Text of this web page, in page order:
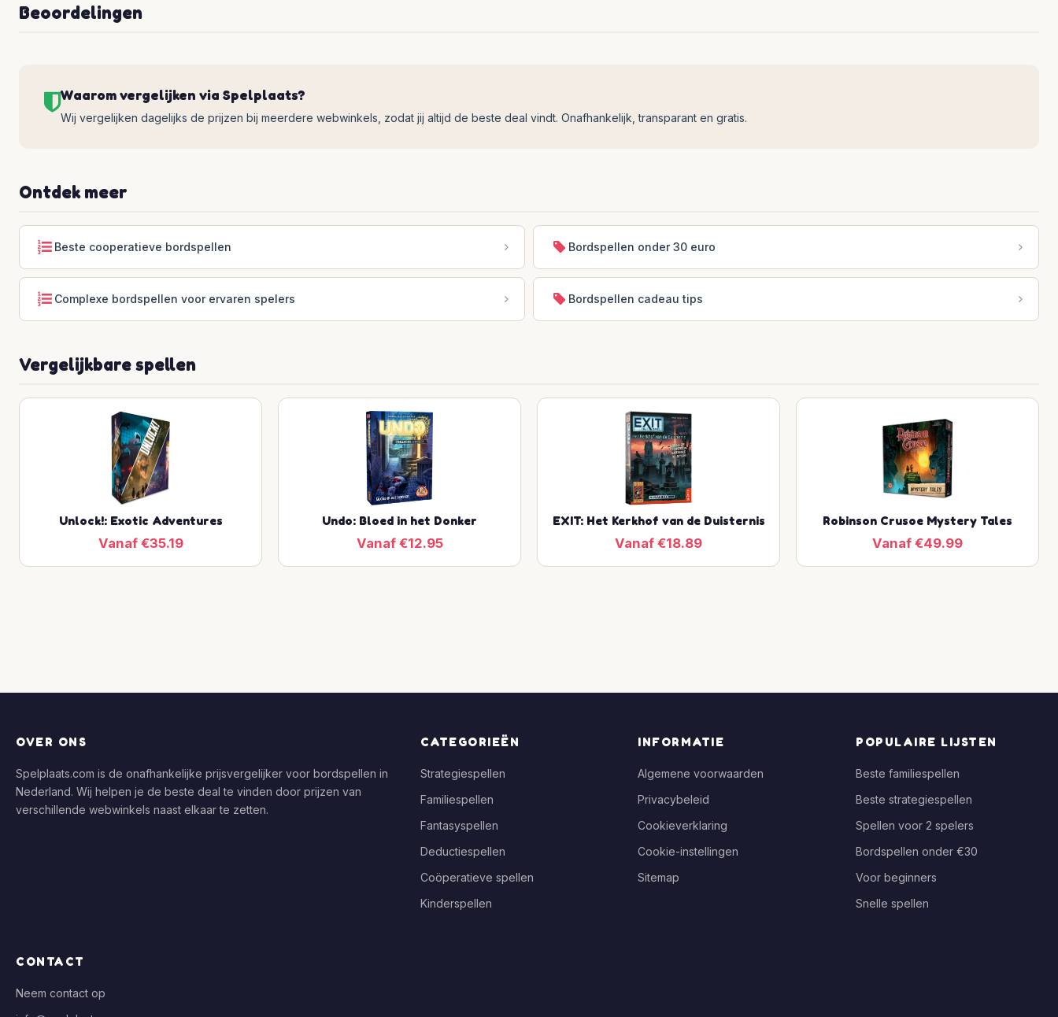
Beoordelingen
Waarom vergelijken via Spelplaats?
Wij vergelijken dagelijks de prijzen bij meerdere webwinkels, zodat jij altijd de beste deal vindt. Onafhankelijk, transparant en gratis.
Ontdek meer
Beste cooperatieve bordspellen Bordspellen onder 30 euro
Complexe bordspellen voor ervaren spelers Bordspellen cadeau tips
Vergelijkbare spellen
Unlock!: Exotic Adventures
Vanaf €35.19
Undo: Bloed in het Donker
Vanaf €12.95
EXIT: Het Kerkhof van de Duisternis
Vanaf €18.89
Robinson Crusoe Mystery Tales
Vanaf €49.99
OVER ONS
Spelplaats.com is de onafhankelijke prijsvergelijker voor bordspellen in
Nederland. Wij helpen je de beste deal te vinden door prijzen van
verschillende webwinkels naast elkaar te zetten.
CATEGORIEËN
Strategiespellen
Familiespellen
Fantasyspellen
Deductiespellen
Coöperatieve spellen
Kinderspellen
INFORMATIE
Algemene voorwaarden
Privacybeleid
Cookieverklaring
Cookie-instellingen
Sitemap
POPULAIRE LIJSTEN
Beste familiespellen
Beste strategiespellen
Spellen voor 2 spelers
Bordspellen onder €30
Voor beginners
Snelle spellen
CONTACT
Neem contact op